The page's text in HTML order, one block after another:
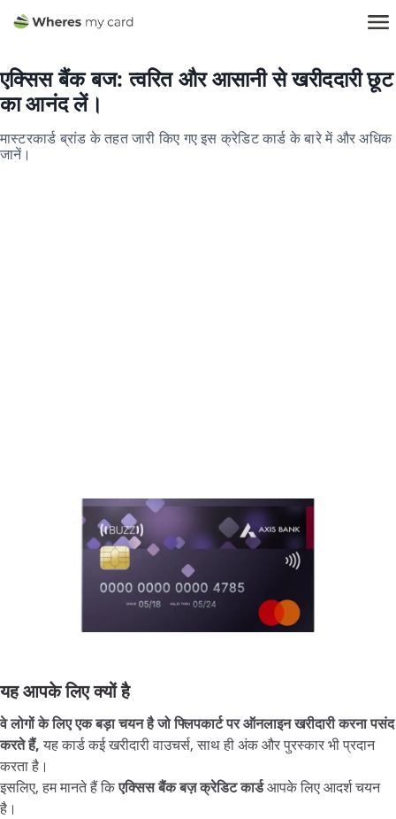
एक्सिस बैंक बज: त्वरित और आसानी से खरीददारी छूट
का आनंद लें।
मास्टरकार्ड ब्रांड के तहत जारी किए गए इस क्रेडिट कार्ड के बारे में और अधिक
जानें।
यह आपके लिए क्यों है
वे लोगों के लिए एक बड़ा चयन है जो फ्लिपकार्ट पर ऑनलाइन खरीदारी करना पसंद
करते हैं, यह कार्ड कई खरीदारी वाउचर्स, साथ ही अंक और पुरस्कार भी प्रदान
करता है।
इसलिए, हम मानते हैं किएक्सिस बैंक बज़ क्रेडिट कार्डआपके लिए आदर्श चयन
है।